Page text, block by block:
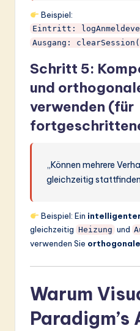
Beispiel:
Eintritt:
Ausgang:
Schritt 5:
und
verwenden (für
„Können mehrere
gleichzeitig
Beispiel: Ein
gleichzeitig Heizung und
verwenden Sie
Warum